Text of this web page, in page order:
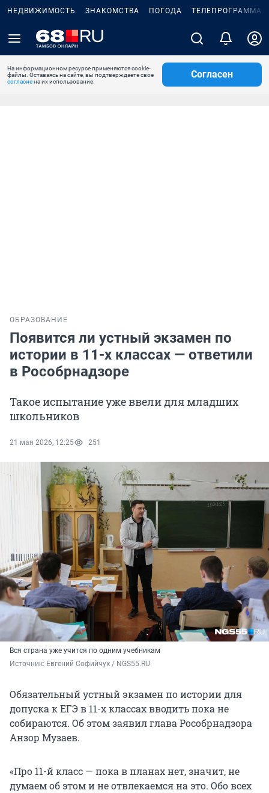
НЕДВИЖИМОСТЬ ЗНАКОМСТВА ПОГОДА ТЕЛЕПРОГРАММА
На информационном ресурсе применяются cookie-
файлы. Оставаясь на сайте, вы подтверждаете свое
согласиена их использование.
Согласен
ОБРАЗОВАНИЕ
Появится ли устный экзамен по
истории в 11-х классах — ответили
в Рособрнадзоре
Такое испытание уже ввели для младших
школьников
21 мая 2026, 12:25 251
Вся страна уже учится по одним учебникам
Источник: Евгений Софийчук / NGS55.RU
Обязательный устный экзамен по истории для
допуска к ЕГЭ в 11-х классах вводить пока не
собираются. Об этом заявил глава Рособрнадзора
Анзор Музаев.
«Про 11-й класс — пока в планах нет, значит, не
думаем об этом и не отвлекаемся на это. Обо всех